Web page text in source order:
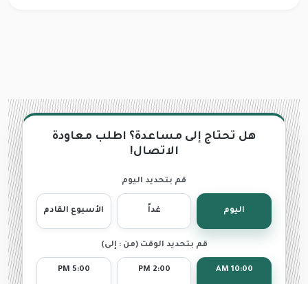
هل تحتاج إلى مساعدة؟ اطلب معاودة
الاتصال!
قم بتحديد اليوم
اليوم غداً الأسبوع القادم
قم بتحديد الوقت (من : إلى)
10:00 AM
2:00 PM
5:00 PM